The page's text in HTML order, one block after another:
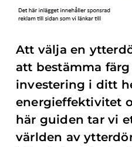
Att välja en
att bestämma
investering i ditt
energieffektivitet
här guiden tar vi
världen av